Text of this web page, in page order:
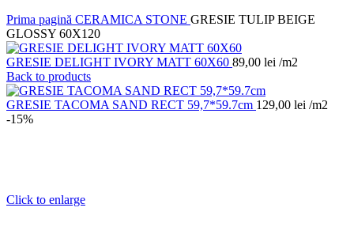
Prima pagină CERAMICA STONE GRESIE TULIP BEIGE
GLOSSY 60X120
GRESIE DELIGHT IVORY MATT 60X60 89,00 lei /m2
Back to products
GRESIE TACOMA SAND RECT 59,7*59.7cm 129,00 lei /m2
-15%
Click to enlarge